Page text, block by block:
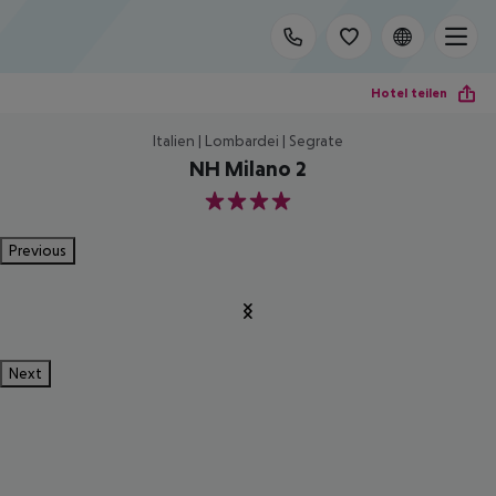
Hotel teilen
Italien | Lombardei | Segrate
NH Milano 2
4
Previous
Next